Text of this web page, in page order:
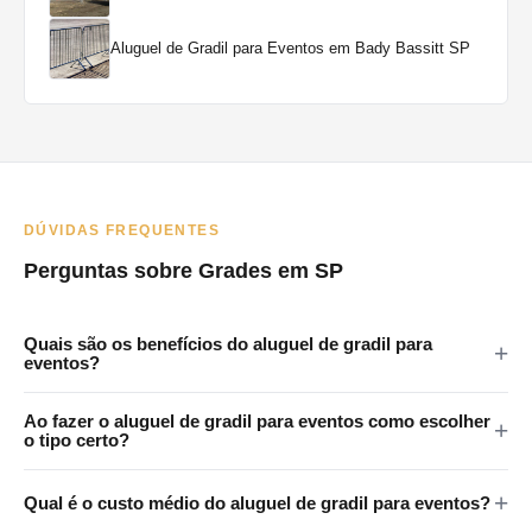
Aluguel de Gradil para Eventos em Bady Bassitt SP
DÚVIDAS FREQUENTES
Perguntas sobre Grades em SP
Quais são os benefícios do aluguel de gradil para
eventos?
segurança ao controlar o acesso a áreas restritas, ajudam na
pontos de alimentação.
Ao fazer o aluguel de gradil para eventos como escolher
o tipo certo?
tamanho e o tipo do evento, a expectativa de público, as áreas
Qual é o custo médio do aluguel de gradil para eventos?